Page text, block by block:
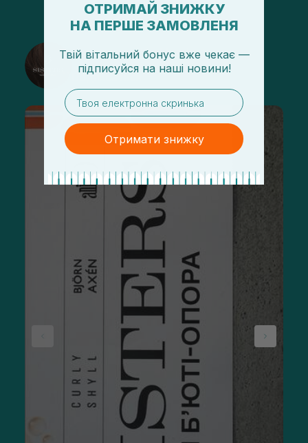
@sisters_stelmakh в Instagram
Подписаться
ОТРИМАЙ ЗНИЖКУ
НА ПЕРШЕ ЗАМОВЛЕНЯ
Твій вітальний бонус вже чекає —
підписуйся на наші новини!
email
Отримати знижку